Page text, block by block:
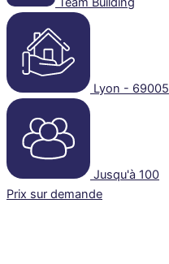
Lyon - 69005
Jusqu'à 100
Prix sur demande